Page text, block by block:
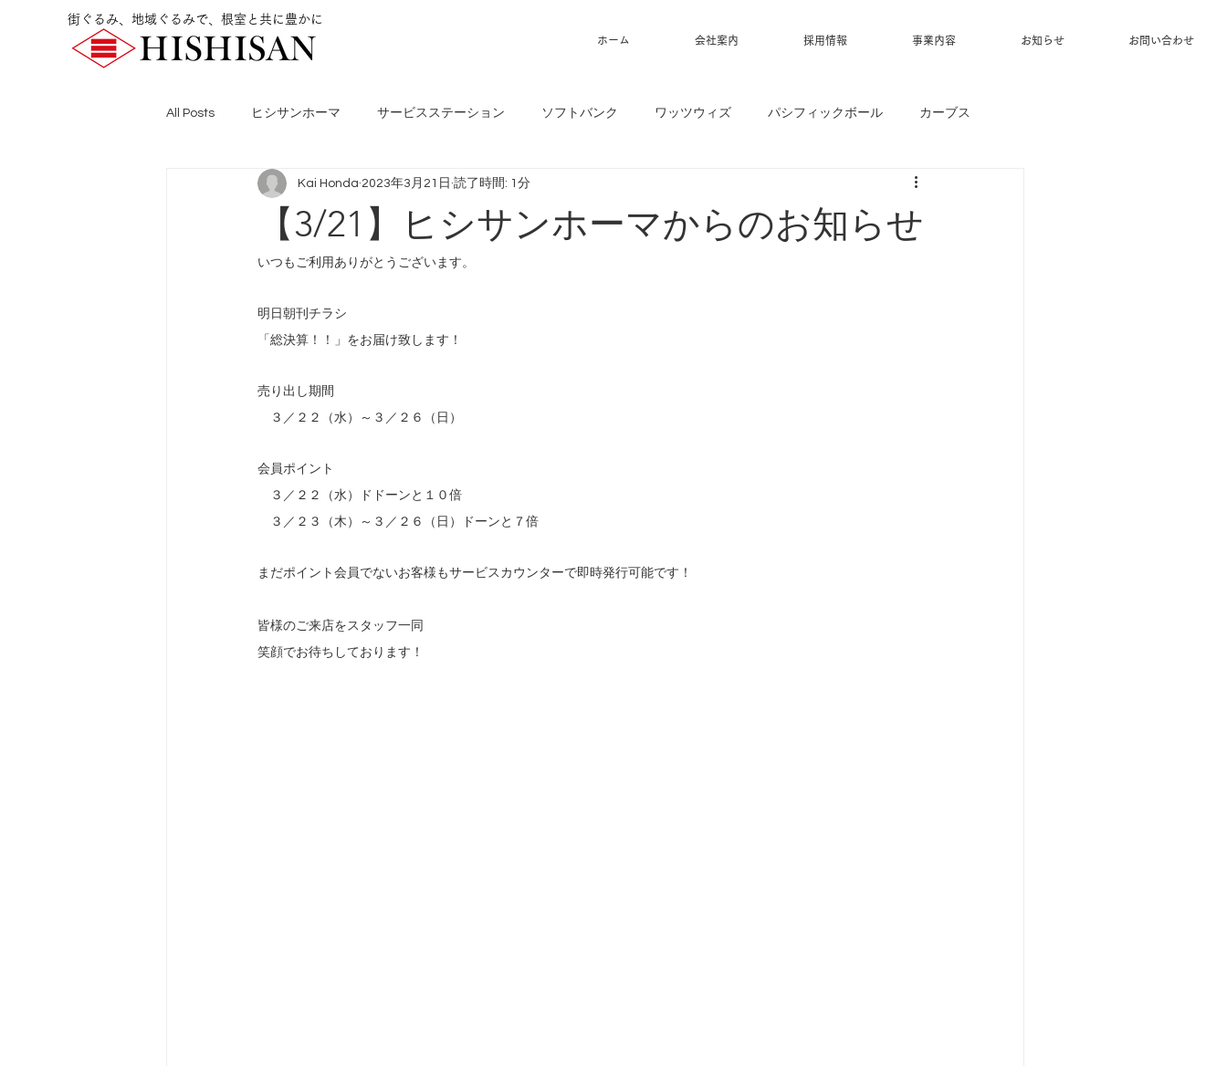
街ぐるみ、地域ぐるみで、根室と共に豊かに
ホーム 会社案内 採用情報 事業内容 お知らせ お問い合わせ
All Posts ヒシサンホーマ サービスステーション ソフトバンク ワッツウィズ パシフィックボール カーブス
【3/21】ヒシサンホーマからのお知らせ
Kai Honda 2023年3月21日 読了時間: 1分
いつもご利用ありがとうございます。
明日朝刊チラシ
「総決算！！」をお届け致します！
売り出し期間
３／２２（水）～３／２６（日）
会員ポイント
３／２２（水）ドドーンと１０倍
３／２３（木）～３／２６（日）ドーンと７倍
まだポイント会員でないお客様もサービスカウンターで即時発行可能です！
皆様のご来店をスタッフ一同
笑顔でお待ちしております！